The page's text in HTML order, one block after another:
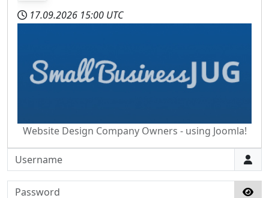
17.09.2026 15:00 UTC
Website Design Company Owners - using Joomla!
Username
Password